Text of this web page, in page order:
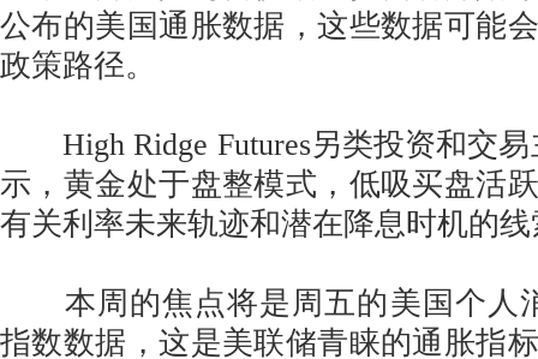
公布的美国通胀数据，这些数据可能
政策路径。
High Ridge Futures另类投资和交易
示，黄金处于盘整模式，低吸买盘活
有关利率未来轨迹和潜在降息时机的
本周的焦点将是周五的美国个人
指数数据，这是美联储青睐的通胀指